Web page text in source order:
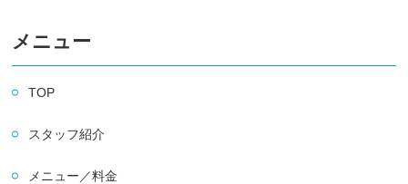
メニュー
TOP
スタッフ紹介
メニュー／料金